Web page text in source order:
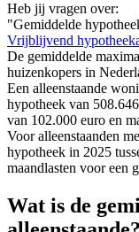
Heb jij vragen over:
"Gemiddelde
Vrijblijvend
De gemiddelde
huizenkopers in
Een alleenstaande
hypotheek van
van 102.000 euro en
Voor alleenstaanden
hypotheek in 2025
maandlasten voor een
Wat is de